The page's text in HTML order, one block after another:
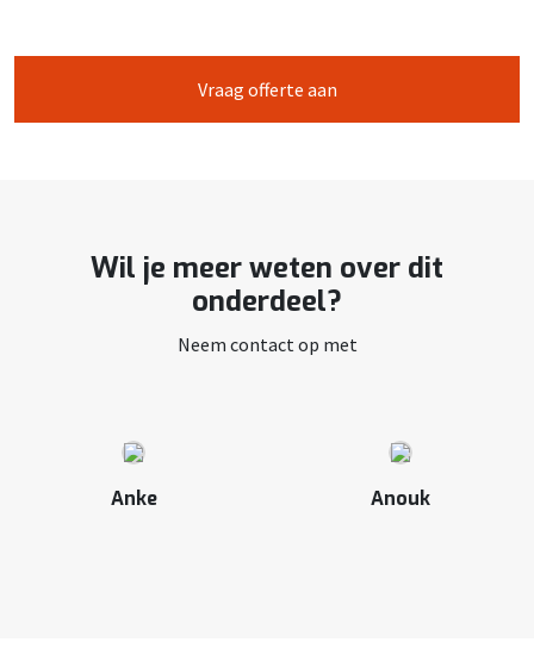
Vraag offerte aan
Wil je meer weten over dit
onderdeel?
Neem contact op met
Anke Anouk